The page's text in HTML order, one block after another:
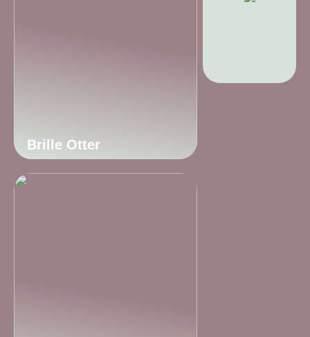
Brille Otter